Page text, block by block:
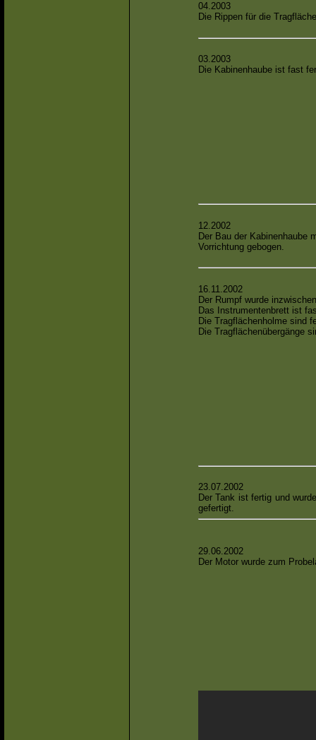
04.2003
Die Rippen für die
03.2003
Die Kabinenhaube ist fast
12.2002
Der Bau der Kabinenhaube
Vorrichtung gebogen.
16.11.2002
Der Rumpf wurde
Das Instrumentenbrett ist
Die Tragflächenholme sind
Die Tragflächenübergänge
23.07.2002
Der Tank ist fertig und
gefertigt.
29.06.2002
Der Motor wurde zum